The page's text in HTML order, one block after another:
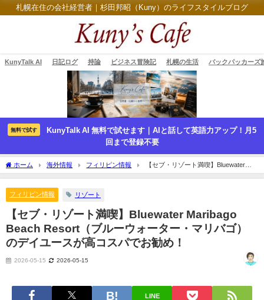
札幌在住の会社経営者｜杉田邦昭（Kuny）のライフスタイルブログ
KunyTalk AI 日記ログ 持論 ビジネス冒険記 札幌の生活 バックパッカーズ
無料で試す
KunyTalk AI 無料で試せます｜AIと話して英語力アップ！月5
回まで登録不要
ホーム 海外情報 フィリピン情報
【セブ・リゾート満喫】Bluewater
Maribago Beach Resort（ブルーウォーター・マリバゴ）のデイユースが高コスパでお
フィリピン情報
リゾート
【セブ・リゾート満喫】Bluewater Maribago
Beach Resort（ブルーウォーター・マリバゴ）
のデイユースが高コスパでお勧め！
2026-05-15 2026-05-15
LINE